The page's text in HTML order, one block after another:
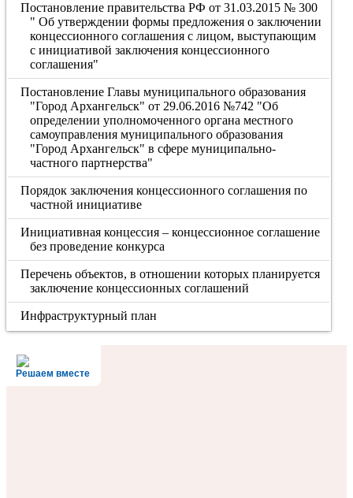
Постановление правительства РФ от 31.03.2015 № 300
" Об утверждении формы предложения о заключении
концессионного соглашения с лицом, выступающим
с инициативой заключения концессионного
соглашения"
Постановление Главы муниципального образования
"Город Архангельск" от 29.06.2016 №742 "Об
определении уполномоченного органа местного
самоуправления муниципального образования
"Город Архангельск" в сфере муниципально-
частного партнерства"
Порядок заключения концессионного соглашения по
частной инициативе
Инициативная концессия – концессионное соглашение
без проведение конкурса
Перечень объектов, в отношении которых планируется
заключение концессионных соглашений
Инфраструктурный план
Решаем вместе